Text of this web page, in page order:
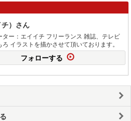
）さん
ター：エイイチ フリーランス 雑誌、テレビ
イラストを描かさせて頂いております。
フォローする